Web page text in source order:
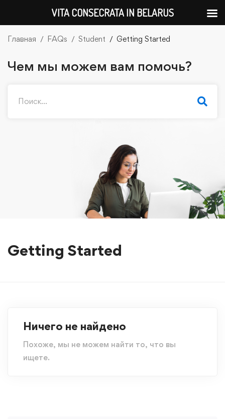
Главная FAQs Student Getting Started
Чем мы можем вам помочь?
Getting Started
Ничего не найдено
Похоже, мы не можем найти то, что вы
ищете.
VITA CONSECRATA IN BELARUS